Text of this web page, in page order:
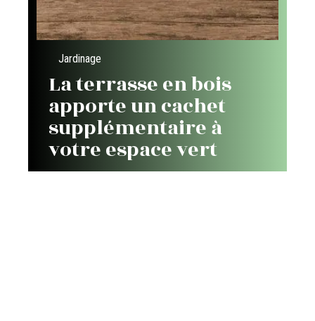
Jardinage
La terrasse en bois
apporte un cachet
supplémentaire à
votre espace vert